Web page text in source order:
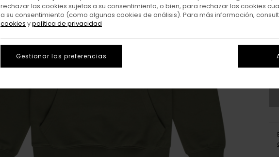
rechazar las cookies sujetas a su consentimiento, o bien, para rechazar las cookies
a su consentimiento (como algunas cookies de análisis). Para más información,
cookies ypolítica de privacidad
Gestionar las preferencias